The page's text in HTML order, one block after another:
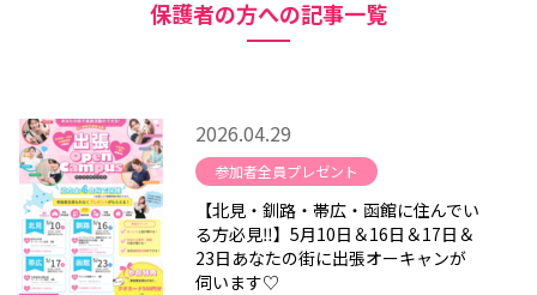
保護者の方への記事一覧
2026.04.29
参加者全員プレゼント
【北見・釧路・帯広・函館に住んでい
る方必見‼】5月10日＆16日＆17日＆
23日あなたの街に出張オーキャンが
伺います♡